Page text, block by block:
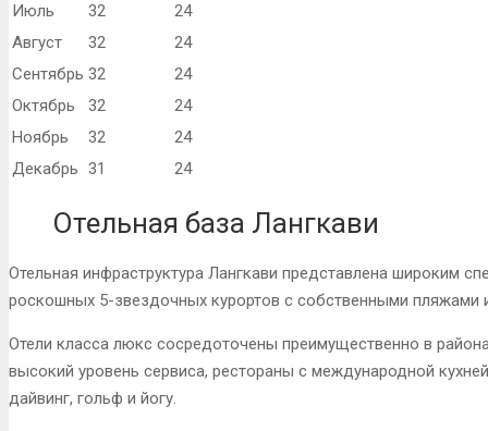
Июль
32
24
Август
32
24
Сентябрь 32
24
Октябрь
32
24
Ноябрь
32
24
Декабрь 31 24
Отельная база Лангкави
Отельная инфраструктура Лангкави представлена широким
роскошных 5-звездочных курортов с собственными пляжами
Отели класса люкс сосредоточены преимущественно в
высокий уровень сервиса, рестораны с международной
дайвинг, гольф и йогу.